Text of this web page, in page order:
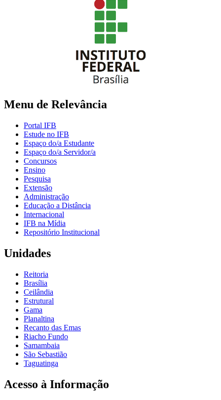
Menu de Relevância
Portal IFB
Estude no IFB
Espaço do/a Estudante
Espaço do/a Servidor/a
Concursos
Ensino
Pesquisa
Extensão
Administração
Educação a Distância
Internacional
IFB na Mídia
Repositório Institucional
Unidades
Reitoria
Brasília
Ceilândia
Estrutural
Gama
Planaltina
Recanto das Emas
Riacho Fundo
Samambaia
São Sebastião
Taguatinga
Acesso à Informação